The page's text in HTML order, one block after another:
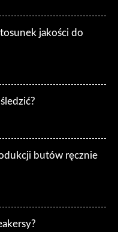
jakości do
butów ręcznie